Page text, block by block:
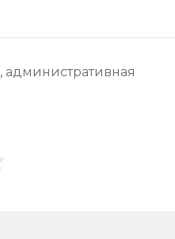
, административная